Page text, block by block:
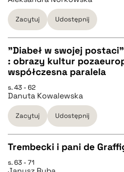
BIBTEX
pobierz cytat
Zacytuj Udostępnij
CZYSTY TEKST
pobierz cytat
BIBTEX
pobierz cytat
"Diabeł w swojej
: obrazy kultur
współczesna paralela
s. 43 - 62
Danuta Kowalewska
Zacytuj Udostępnij
CZYSTY TEKST
Trembecki i pani de
s. 63 - 71